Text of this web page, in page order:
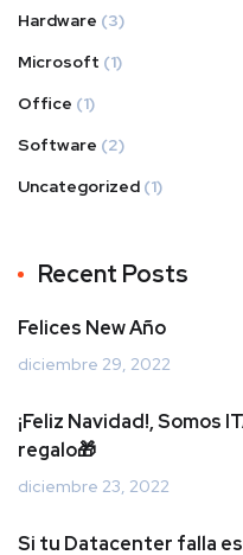
Hardware (3)
Microsoft (1)
Office (1)
Software (2)
Uncategorized (1)
Recent Posts
Felices New Año
diciembre 29, 2022
¡Feliz Navidad!, Somos
regalo🎁
diciembre 23, 2022
Si tu Datacenter falla